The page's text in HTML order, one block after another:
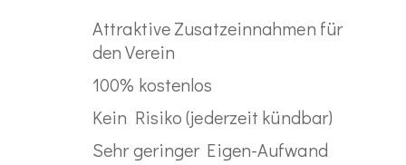
Attraktive Zusatzeinnahmen für
den Verein
100% kostenlos
Kein Risiko (jederzeit kündbar)
Sehr geringer Eigen-Aufwand